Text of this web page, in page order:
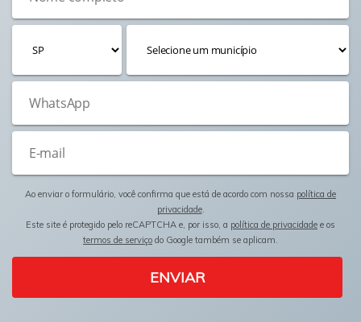
Ao enviar o formulário, você confirma que está de acordo com nossa política de
privacidade.
Este site é protegido pelo reCAPTCHA e, por isso, a política de privacidade e os
termos de serviço do Google também se aplicam.
ENVIAR